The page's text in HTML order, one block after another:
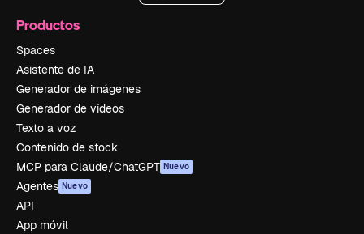
Productos
Spaces
Asistente de IA
Generador de imágenes
Generador de vídeos
Texto a voz
Contenido de stock
MCP para Claude/ChatGPT Nuevo
Agentes Nuevo
API
App móvil